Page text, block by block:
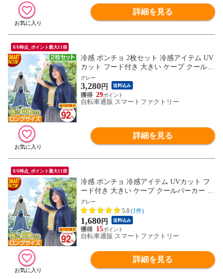
詳細を見る
8/6時点_ポイント最大11倍
冷感 ポンチョ 2枚セット 冷感アイテム UV
カット フード付き 大きい ケープ クールパ
ーカー ジャンボサイズ ひんやり 涼しい 冷
感タオル 暑さ対策 日焼け対策 猛暑 大人
子供 赤ちゃん 海 海水浴 プール アウトド
ア キャンプ バーベキュー 運動会 釣り 送
グレー
3,280円 送料込み
29
自転車通販 スマートファクトリー
詳細を見る
8/6時点_ポイント最大11倍
冷感 ポンチョ 冷感アイテム UVカット フ
ード付き 大きい ケープ クールパーカー ジ
ャンボサイズ ひんやり 涼しい 冷感タオル
暑さ対策 日焼け対策 猛暑 大人 子供 赤ち
ゃん 海 海水浴 プール アウトドア キャン
プ バーベキュー 運動会 釣り 送料無料
グレー
5.0 (1件)
1,680円 送料込み
15
自転車通販 スマートファクトリー
詳細を見る